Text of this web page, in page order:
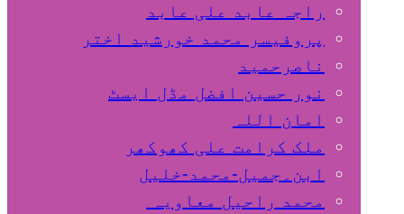
راجہ عابد علی عابد
پروفیسر محمد خورشید اختر
ناصرحمید
نور حسین افضل مڈل ایسٹ
امان اللہ
ملک کرامت علی کھوکھر
ابن۔جمیل-محمد-خلیل
محمد راحیل معاویہ